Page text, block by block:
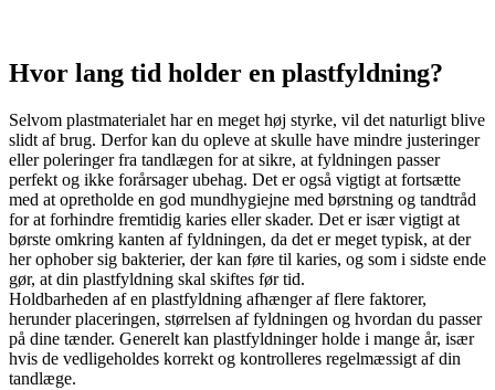
Hvor lang tid holder en plastfyldning?
Selvom plastmaterialet har en meget høj styrke, vil det naturligt blive
slidt af brug. Derfor kan du opleve at skulle have mindre justeringer
eller poleringer fra tandlægen for at sikre, at fyldningen passer
perfekt og ikke forårsager ubehag. Det er også vigtigt at fortsætte
med at opretholde en god mundhygiejne med børstning og tandtråd
for at forhindre fremtidig karies eller skader. Det er især vigtigt at
børste omkring kanten af fyldningen, da det er meget typisk, at der
her ophober sig bakterier, der kan føre til karies, og som i sidste ende
gør, at din plastfyldning skal skiftes før tid.
Holdbarheden af en plastfyldning afhænger af flere faktorer,
herunder placeringen, størrelsen af fyldningen og hvordan du passer
på dine tænder. Generelt kan plastfyldninger holde i mange år, især
hvis de vedligeholdes korrekt og kontrolleres regelmæssigt af din
tandlæge.